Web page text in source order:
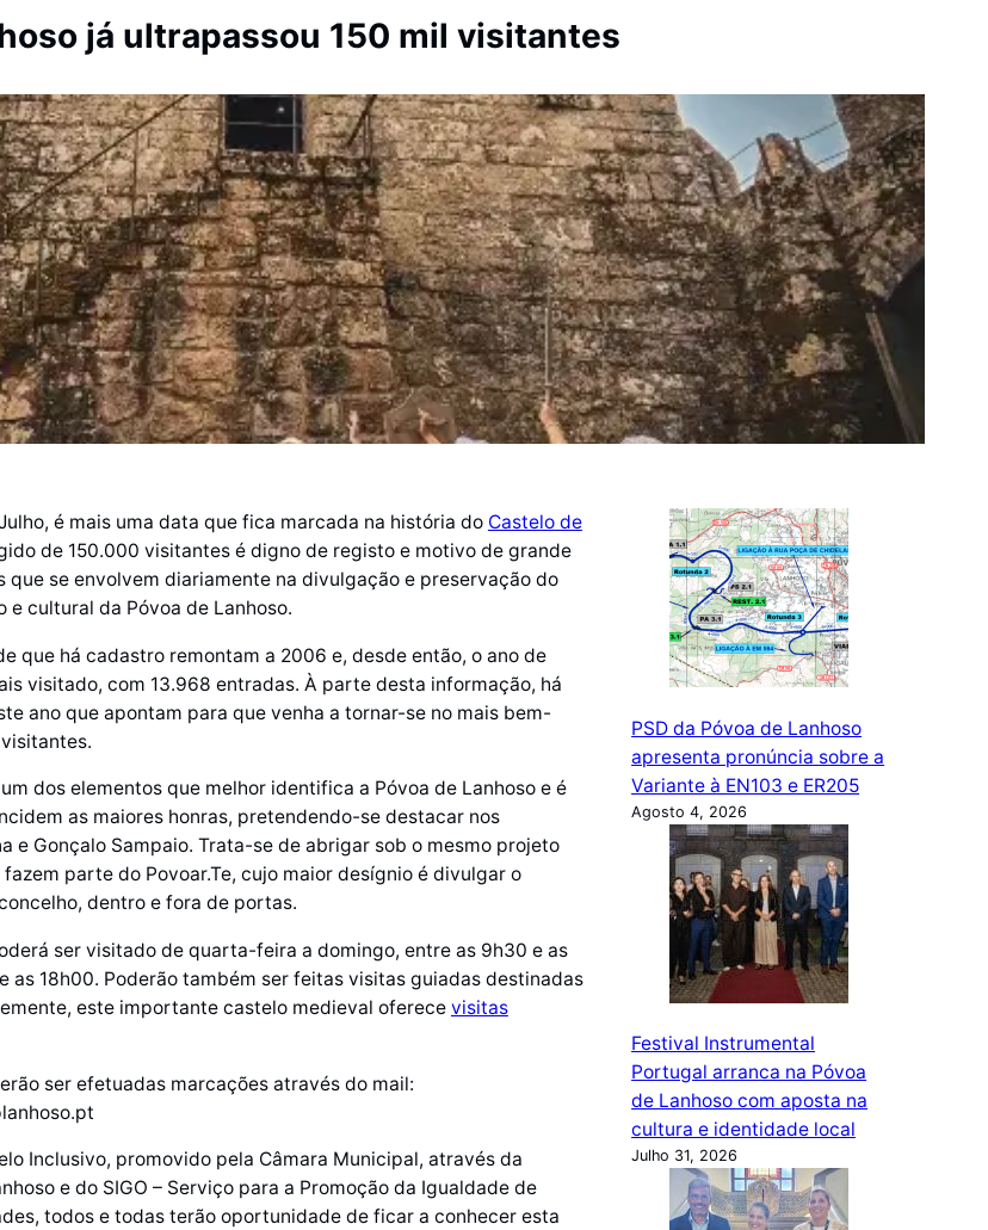
já ultrapassou 150 mil visitantes
é mais uma data que fica marcada na história do Castelo de
de 150.000 visitantes é digno de registo e motivo de grande
que se envolvem diariamente na divulgação e preservação do
cultural da Póvoa de Lanhoso.
que há cadastro remontam a 2006 e, desde então, o ano de
visitado, com 13.968 entradas. À parte desta informação, há
ano que apontam para que venha a tornar-se no mais bem-
dos elementos que melhor identifica a Póvoa de Lanhoso e é
as maiores honras, pretendendo-se destacar nos
e Gonçalo Sampaio. Trata-se de abrigar sob o mesmo projeto
parte do Povoar.Te, cujo maior desígnio é divulgar o
dentro e fora de portas.
ser visitado de quarta-feira a domingo, entre as 9h30 e as
as 18h00. Poderão também ser feitas visitas guiadas destinadas
este importante castelo medieval oferece visitas
ser efetuadas marcações através do mail:
Inclusivo, promovido pela Câmara Municipal, através da
e do SIGO – Serviço para a Promoção da Igualdade de
todos e todas terão oportunidade de ficar a conhecer esta
PSD da Póvoa de Lanhoso
apresenta pronúncia sobre a
Variante à EN103 e ER205
Agosto 4, 2026
Festival Instrumental
Portugal arranca na Póvoa
de Lanhoso com aposta na
cultura e identidade local
Julho 31, 2026